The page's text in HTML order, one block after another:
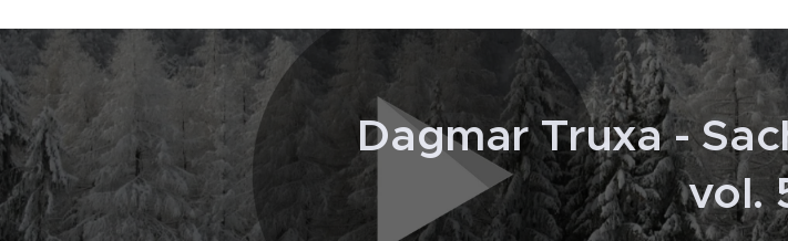
Dagmar Truxa -
vol.